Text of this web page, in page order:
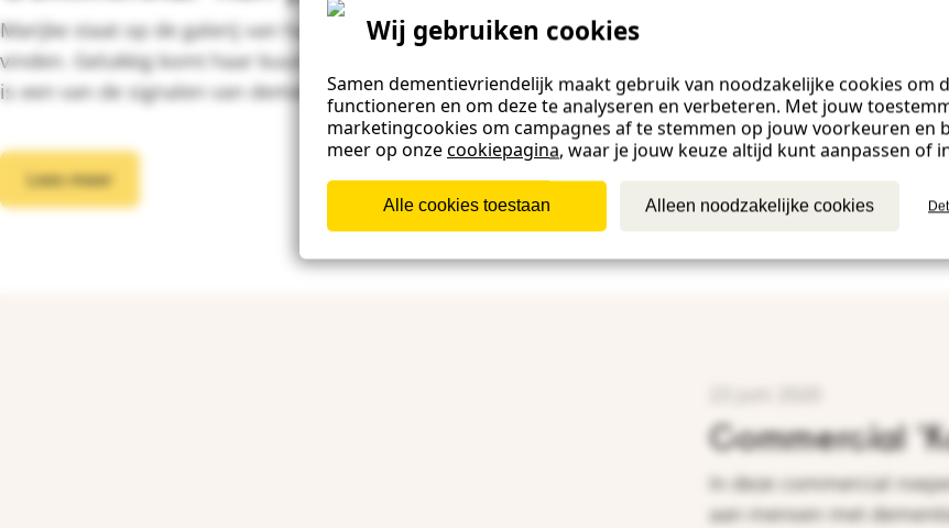
Wij gebruiken cookies
Samen dementievriendelijk maakt gebruik van noodzakelijke cookies om
functioneren en om deze te analyseren en verbeteren. Met jouw
marketingcookies om campagnes af te stemmen op jouw voorkeuren en
meer op onzecookiepagina, waar je jouw keuze altijd kunt aanpassen of
Alle cookies toestaan Alleen noodzakelijke cookies
Marijke staat op de galerij van haar flat en weet haar voordeur niet te
vinden. Gelukkig komt haar buurman er net aan. Vergissing in tijd en plaats
is een van de signalen van dementie. Weet jij hoe je hiermee omgaat?
Lees meer
Commercial
In deze commercial
aan mensen met